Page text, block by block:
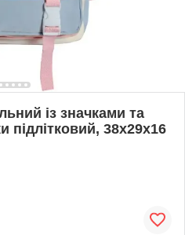
із значками та
підлітковий, 38х29х16